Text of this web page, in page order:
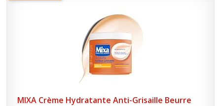
MIXA Crème Hydratante Anti-Grisaille Beurre